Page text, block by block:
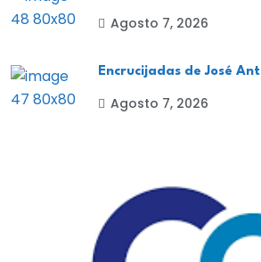
Agosto 7, 2026
Encrucijadas de José
Agosto 7, 2026